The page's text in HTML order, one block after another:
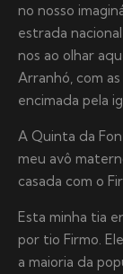
no nosso
estrada
nos ao olhar
Arranhó, com as
encimada pela
A Quinta da
meu avô
casada com o
Esta minha tia
por tio Firmo.
a maioria da